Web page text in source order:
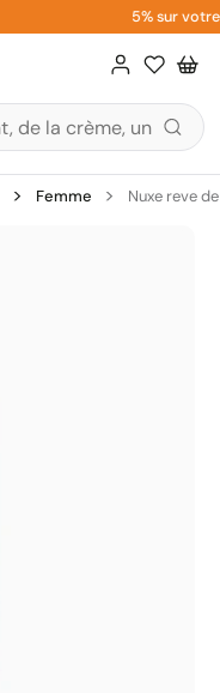
5% sur votre
Femme Nuxe reve